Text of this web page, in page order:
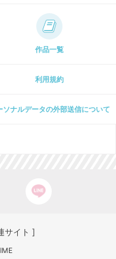
作品一覧
利用規約
ソナルデータの外部送信について
サイト ]